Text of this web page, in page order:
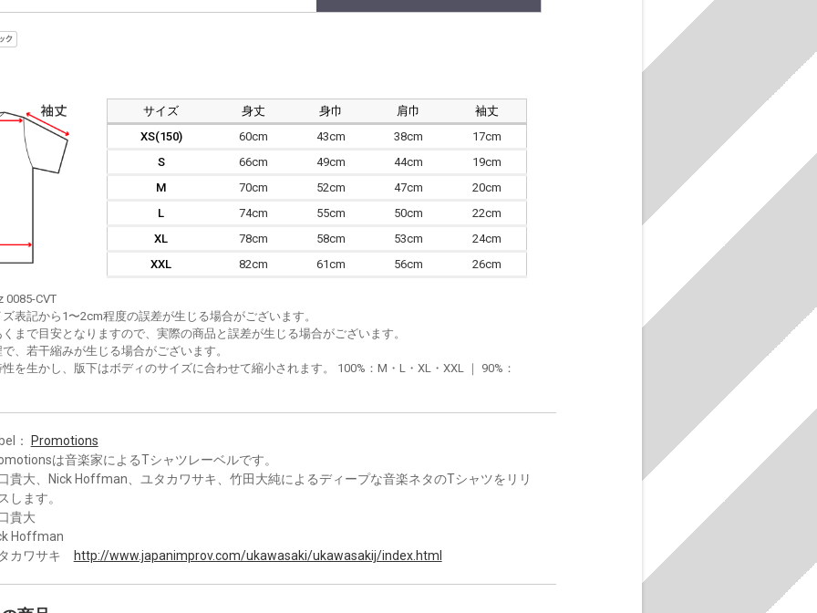
サイズ 身丈 身巾 肩巾
袖丈
XS(150)
60cm 43cm 38cm
17cm
S
66cm 49cm 44cm
19cm
M
70cm 52cm 47cm
20cm
L
74cm 55cm 50cm
22cm
XL
78cm 58cm 53cm
24cm
XXL
82cm 61cm 56cm 26cm
0085-CVT
表記から1〜2cm程度の誤差が生じる場合がございます。
まで目安となりますので、実際の商品と誤差が生じる場合がございます。
、若干縮みが生じる場合がございます。
を生かし、版下はボディのサイズに合わせて縮小されます。 100%：M・L・XL・XXL ｜ 90%：
：
Promotions
は音楽家によるTシャツレーベルです。
貴大、Nick Hoffman、ユタカワサキ、竹田大純によるディープな音楽ネタのTシャツをリリ
します。
貴大
Hoffman
カワサキ
http://www.japanimprov.com/ukawasaki/ukawasakij/index.html